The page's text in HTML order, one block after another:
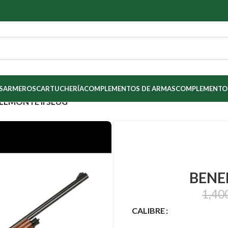
ARMEROSCARTUCHERÍACOMPLEMENTOS DE ARMAS
II SLUG
CALIBRE